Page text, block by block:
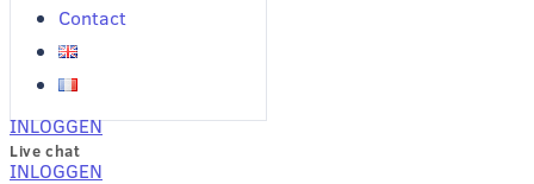
Contact
INLOGGEN
Live chat
INLOGGEN